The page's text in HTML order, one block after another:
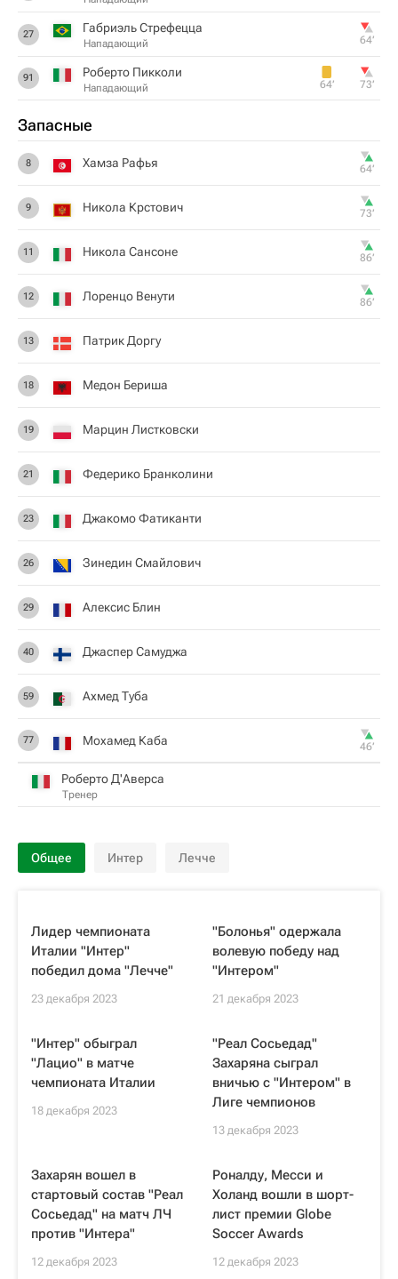
27 Габриэль Стрефецца
Нападающий 64‎’‎
91 Роберто Пикколи
Нападающий 64‎’‎ 73‎’‎
Запасные
8 Хамза Рафья 64‎’‎
9 Никола Крстович 73‎’‎
11 Никола Сансоне 86‎’‎
12 Лоренцо Венути 86‎’‎
13 Патрик Доргу
18 Медон Бериша
19 Марцин Листковски
21 Федерико Бранколини
23 Джакомо Фатиканти
26 Зинедин Смайлович
29 Алексис Блин
40 Джаспер Самуджа
59 Ахмед Туба
77 Мохамед Каба 46‎’‎
Роберто Д'Аверса
Тренер
Общее Интер Лечче
Лидер чемпионата
Италии "Интер"
победил дома "Лечче"
23 декабря 2023
"Болонья" одержала
волевую победу над
"Интером"
21 декабря 2023
"Интер" обыграл
"Лацио" в матче
чемпионата Италии
18 декабря 2023
"Реал Сосьедад"
Захаряна сыграл
вничью с "Интером" в
Лиге чемпионов
13 декабря 2023
Захарян вошел в
стартовый состав "Реал
Сосьедад" на матч ЛЧ
против "Интера"
12 декабря 2023
Роналду, Месси и
Холанд вошли в шорт-
лист премии Globe
Soccer Awards
12 декабря 2023